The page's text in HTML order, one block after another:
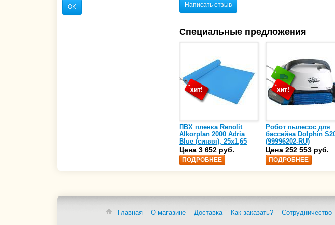
OK Написать отзыв
Специальные предложения
ПВХ пленка Renolit
Alkorplan 2000 Adria
Blue (синяя), 25х1,65
(35216203)
Цена 3 652 руб.
ПОДРОБНЕЕ
Робот пылесос для
бассейна Dolphin
(99996202-RU)
Цена 252 553 руб.
ПОДРОБНЕЕ
Главная О магазине Доставка Как заказать? Сотрудничество